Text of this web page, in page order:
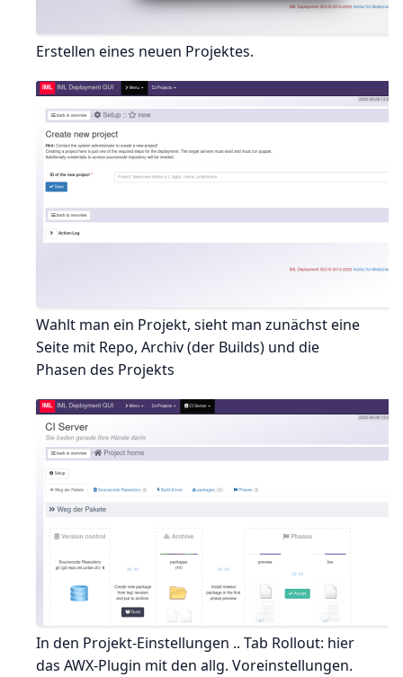
Erstellen eines neuen Projektes.
Wahlt man ein Projekt, sieht man zunächst eine
Seite mit Repo, Archiv (der Builds) und die
Phasen des Projekts
In den Projekt-Einstellungen .. Tab Rollout: hier
das AWX-Plugin mit den allg. Voreinstellungen.